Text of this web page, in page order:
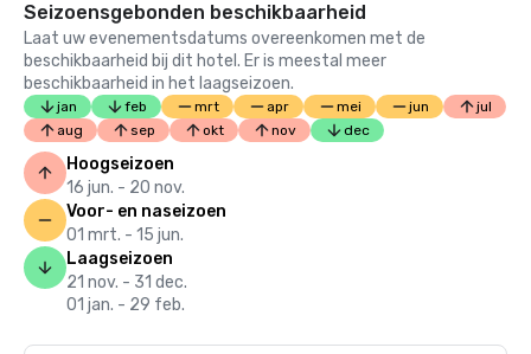
Seizoensgebonden beschikbaarheid
Laat uw evenementsdatums overeenkomen met de
beschikbaarheid bij dit hotel. Er is meestal meer
beschikbaarheid in het laagseizoen.
jan feb mrt apr mei jun
jul
aug
sep okt nov dec
Hoogseizoen
16 jun. - 20 nov.
Voor- en naseizoen
01 mrt. - 15 jun.
Laagseizoen
21 nov. - 31 dec.
01 jan. - 29 feb.